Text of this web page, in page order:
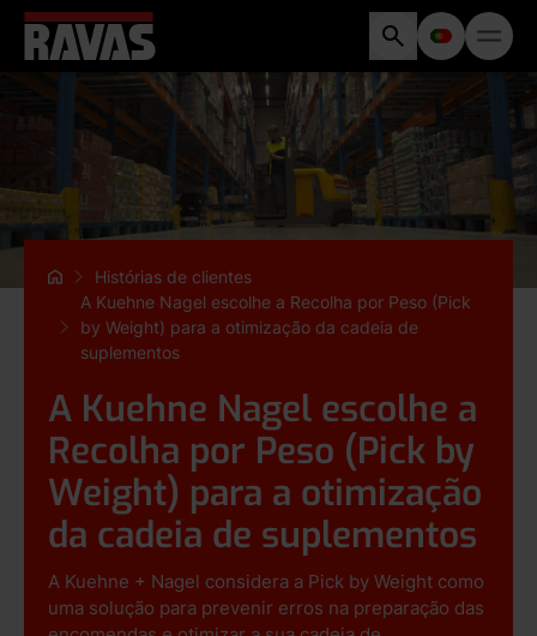
Histórias de clientes
A Kuehne Nagel escolhe a Recolha por Peso (Pick
by Weight) para a otimização da cadeia de
suplementos
A Kuehne Nagel escolhe a
Recolha por Peso (Pick by
Weight) para a otimização
da cadeia de suplementos
A Kuehne + Nagel considera a Pick by Weight como
uma solução para prevenir erros na preparação das